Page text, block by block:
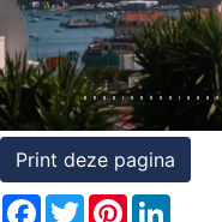
Rechten
op
onroerend
goed
Print deze pagina
Facebook
TwitterPinterest